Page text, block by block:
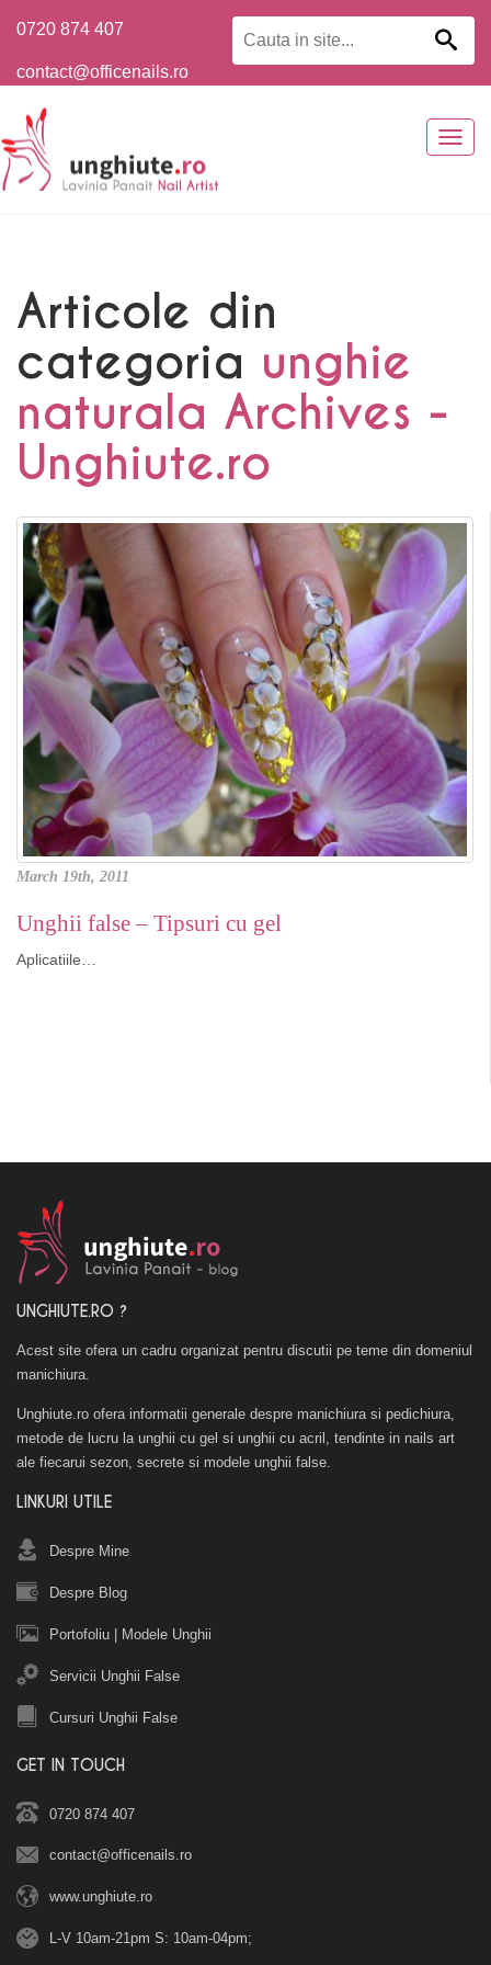
0720 874 407
contact@officenails.ro
Articole din
categoria unghie
naturala Archives -
Unghiute.ro
March 19th, 2011
Unghii false – Tipsuri cu gel
Aplicatiile…
UNGHIUTE.RO ?
Acest site ofera un cadru organizat pentru discutii pe teme din domeniul
manichiura.
Unghiute.ro ofera informatii generale despre manichiura si pedichiura,
metode de lucru la unghii cu gel si unghii cu acril, tendinte in nails art
ale fiecarui sezon, secrete si modele unghii false.
LINKURI UTILE
Despre Mine
Despre Blog
Portofoliu Modele Unghii
Servicii Unghii False
Cursuri Unghii False
GET IN TOUCH
0720 874 407
contact@officenails.ro
www.unghiute.ro
L-V 10am-21pm S: 10am-04pm;